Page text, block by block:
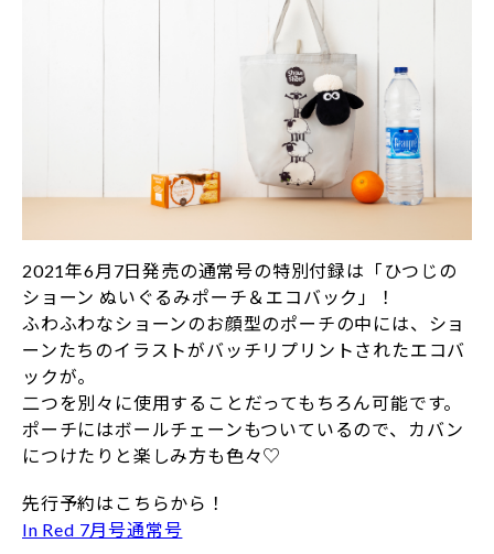
2021年6月7日発売の通常号の特別付録は「ひつじの
ショーン ぬいぐるみポーチ＆エコバック」！
ふわふわなショーンのお顔型のポーチの中には、ショ
ーンたちのイラストがバッチリプリントされたエコバ
ックが。
二つを別々に使用することだってもちろん可能です。
ポーチにはボールチェーンもついているので、カバン
につけたりと楽しみ方も色々♡
先行予約はこちらから！
In Red 7月号通常号